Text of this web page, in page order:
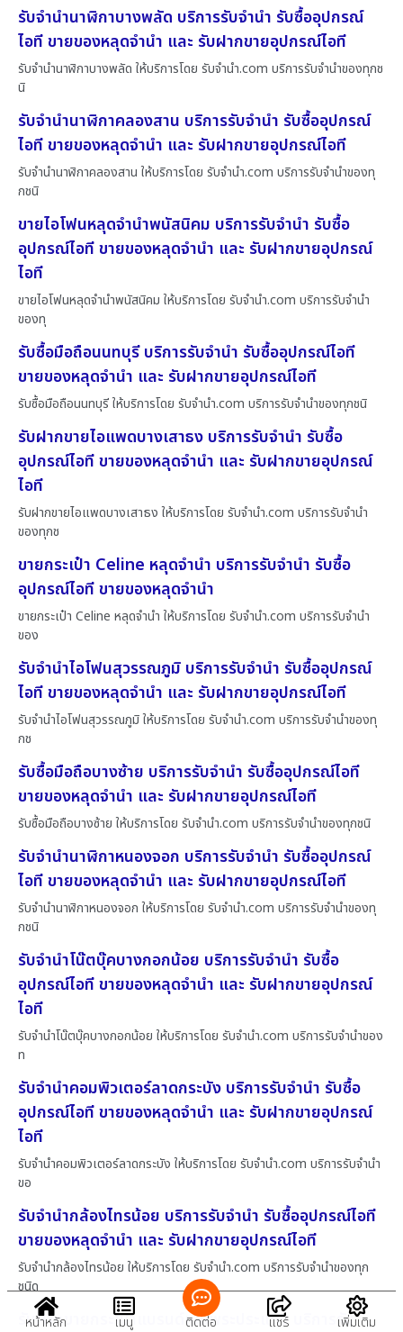
รับจำนำนาฬิกาบางพลัด บริการรับจำนำ รับซื้ออุปกรณ์
ไอที ขายของหลุดจำนำ และ รับฝากขายอุปกรณ์ไอที
รับจำนำนาฬิกาบางพลัด ให้บริการโดย รับจํานํา.com บริการรับจำนำของทุกช
นิ
รับจำนำนาฬิกาคลองสาน บริการรับจำนำ รับซื้ออุปกรณ์
ไอที ขายของหลุดจำนำ และ รับฝากขายอุปกรณ์ไอที
รับจำนำนาฬิกาคลองสาน ให้บริการโดย รับจํานํา.com บริการรับจำนำของทุ
กชนิ
ขายไอโฟนหลุดจำนำพนัสนิคม บริการรับจำนำ รับซื้อ
อุปกรณ์ไอที ขายของหลุดจำนำ และ รับฝากขายอุปกรณ์
ไอที
ขายไอโฟนหลุดจำนำพนัสนิคม ให้บริการโดย รับจํานํา.com บริการรับจำนำ
ของทุ
รับซื้อมือถือนนทบุรี บริการรับจำนำ รับซื้ออุปกรณ์ไอที
ขายของหลุดจำนำ และ รับฝากขายอุปกรณ์ไอที
รับซื้อมือถือนนทบุรี ให้บริการโดย รับจํานํา.com บริการรับจำนำของทุกชนิ
รับฝากขายไอแพดบางเสาธง บริการรับจำนำ รับซื้อ
อุปกรณ์ไอที ขายของหลุดจำนำ และ รับฝากขายอุปกรณ์
ไอที
รับฝากขายไอแพดบางเสาธง ให้บริการโดย รับจํานํา.com บริการรับจำนำ
ของทุกช
ขายกระเป๋า Celine หลุดจำนำ บริการรับจำนำ รับซื้อ
อุปกรณ์ไอที ขายของหลุดจำนำ
ขายกระเป๋า Celine หลุดจำนำ ให้บริการโดย รับจํานํา.com บริการรับจำนำ
ของ
รับจำนำไอโฟนสุวรรณภูมิ บริการรับจำนำ รับซื้ออุปกรณ์
ไอที ขายของหลุดจำนำ และ รับฝากขายอุปกรณ์ไอที
รับจำนำไอโฟนสุวรรณภูมิ ให้บริการโดย รับจํานํา.com บริการรับจำนำของทุ
กช
รับซื้อมือถือบางซ้าย บริการรับจำนำ รับซื้ออุปกรณ์ไอที
ขายของหลุดจำนำ และ รับฝากขายอุปกรณ์ไอที
รับซื้อมือถือบางซ้าย ให้บริการโดย รับจํานํา.com บริการรับจำนำของทุกชนิ
รับจำนำนาฬิกาหนองจอก บริการรับจำนำ รับซื้ออุปกรณ์
ไอที ขายของหลุดจำนำ และ รับฝากขายอุปกรณ์ไอที
รับจำนำนาฬิกาหนองจอก ให้บริการโดย รับจํานํา.com บริการรับจำนำของทุ
กชนิ
รับจำนำโน๊ตบุ๊คบางกอกน้อย บริการรับจำนำ รับซื้อ
อุปกรณ์ไอที ขายของหลุดจำนำ และ รับฝากขายอุปกรณ์
ไอที
รับจำนำโน๊ตบุ๊คบางกอกน้อย ให้บริการโดย รับจํานํา.com บริการรับจำนำของ
ท
รับจำนำคอมพิวเตอร์ลาดกระบัง บริการรับจำนำ รับซื้อ
อุปกรณ์ไอที ขายของหลุดจำนำ และ รับฝากขายอุปกรณ์
ไอที
รับจำนำคอมพิวเตอร์ลาดกระบัง ให้บริการโดย รับจํานํา.com บริการรับจำนำ
ขอ
รับจำนำกล้องไทรน้อย บริการรับจำนำ รับซื้ออุปกรณ์ไอที
ขายของหลุดจำนำ และ รับฝากขายอุปกรณ์ไอที
รับจำนำกล้องไทรน้อย ให้บริการโดย รับจํานํา.com บริการรับจำนำของทุก
ชนิด
รับฝากขายกระเป๋าแบรนด์เนมพระประแดง บริการรับ
หน้าหลัก เมนู ติดต่อ แชร์ เพิ่มเติม